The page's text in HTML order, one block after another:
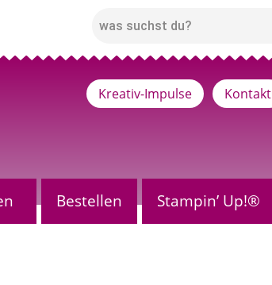
Kreativ-Impulse Kontakt
Bestellen Stampin’ Up!®